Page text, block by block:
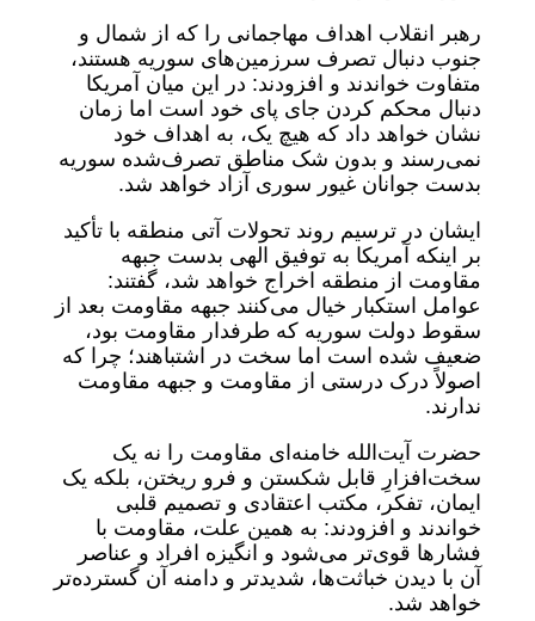
رهبر انقلاب اهداف مهاجمانی را که از شمال و
جنوب دنبال تصرف سرزمین‌های سوریه هستند،
متفاوت خواندند و افزودند: در این میان آمریکا
دنبال محکم کردن جای پای خود است اما زمان
نشان خواهد داد که هیچ یک، به اهداف خود
نمی‌رسند و بدون شک مناطق تصرف‌شده سوریه
بدست جوانان غیور سوری آزاد خواهد شد.
ایشان در ترسیم روند تحولات آتی منطقه با تأکید
بر اینکه آمریکا به توفیق الهی بدست جبهه
مقاومت از منطقه اخراج خواهد شد، گفتند:
عوامل استکبار خیال می‌کنند جبهه مقاومت بعد از
سقوط دولت سوریه که طرفدار مقاومت بود،
ضعیف شده است اما سخت در اشتباهند؛ چرا که
اصولاً درک درستی از مقاومت و جبهه مقاومت
ندارند.
حضرت آیت‌الله خامنه‌ای مقاومت را نه یک
سخت‌افزارِ قابل شکستن و فرو ریختن، بلکه یک
ایمان، تفکر، مکتب اعتقادی و تصمیم قلبی
خواندند و افزودند: به همین علت، مقاومت با
فشارها قوی‌تر می‌شود و انگیزه افراد و عناصر
آن با دیدن خباثت‌ها، شدیدتر و دامنه آن گسترده‌تر
خواهد شد.